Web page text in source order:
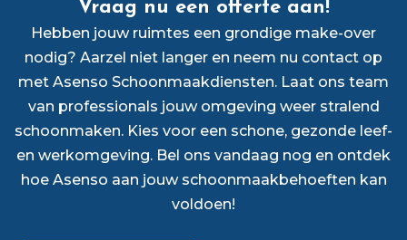
Vraag nu een offerte aan!
Hebben jouw ruimtes een grondige make-over
nodig? Aarzel niet langer en neem nu contact op
met Asenso Schoonmaakdiensten. Laat ons team
van professionals jouw omgeving weer stralend
schoonmaken. Kies voor een schone, gezonde leef-
en werkomgeving. Bel ons vandaag nog en ontdek
hoe Asenso aan jouw schoonmaakbehoeften kan
voldoen!